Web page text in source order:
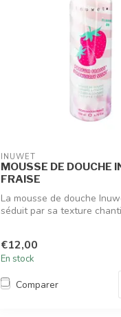
INUWET
MOUSSE DE DOUCHE
FRAISE
La mousse de douche
séduit par sa texture
€12,00
En stock
Comparer